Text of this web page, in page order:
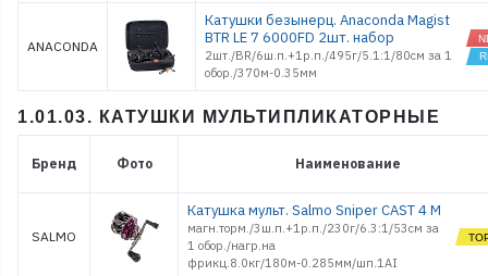
Обувь
Оснастки поплавочные
Оснастки фидерные
Палатки, Тенты, Зонты
Подсачеки, садки
Приманки джиговые
Приманки морские
силиконовые
Приманки
ANACONDA
Катушки безынерц. Anaсonda Magist
BTR LE 7 6000FD 2шт. набор
2шт./BR/6ш.п.+1р.п./495г/5.1:1/80cм за 1
обор./370м-0.35мм
1.01.03. КАТУШКИ МУЛЬТИПЛИКАТОРНЫЕ
Бренд Фото Наименование
SALMO
Катушка мульт. Salmo Sniper CAST 4 M
магн.торм./3ш.п.+1р.п./230г/6.3:1/53см за
1 обор./нагр.на
фрикц.8.0кг/180м-0.285мм/шп.1AI